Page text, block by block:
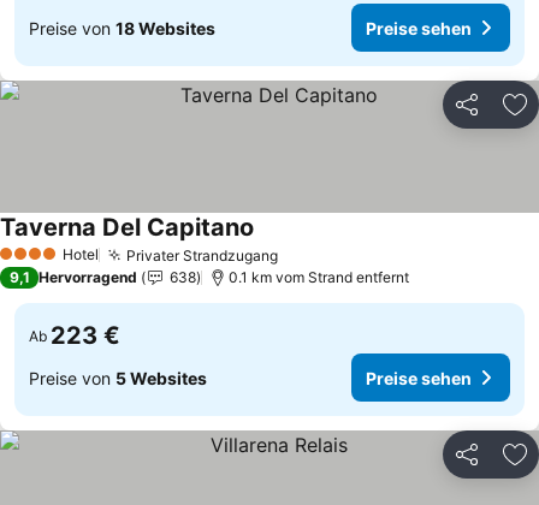
Preise von 18 Websites Preise sehen
Teilen
4 Sterne Hotel Privater StrandzugangPreise sehen
Taverna Del Capitano
9,1 Hervorragend 638 0.1 km vom Strand entfernt
Ab 223 €
Preise von 5 Websites Preise sehen
Teilen